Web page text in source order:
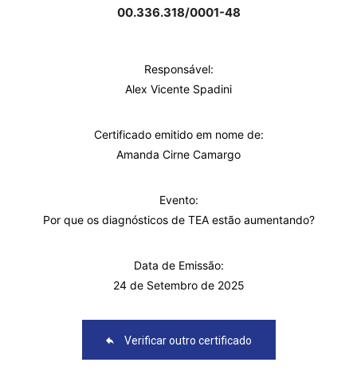
00.336.318/0001-48
Responsável:
Alex Vicente Spadini
Certificado emitido em nome de:
Amanda Cirne Camargo
Evento:
Por que os diagnósticos de TEA estão aumentando?
Data de Emissão:
24 de Setembro de 2025
Verificar outro certificado